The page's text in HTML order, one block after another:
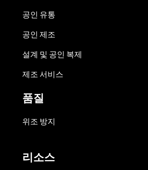
공인 유통
공인 제조
설계 및 공인 복제
제조 서비스
품질
위조 방지
리소스